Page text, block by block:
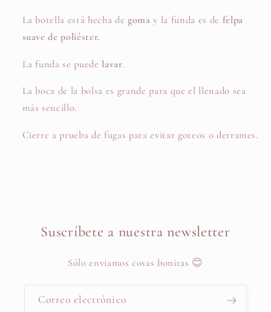
La botella está hecha de goma y la funda es de felpa
suave de poliéster.
La funda se puede lavar.
La boca de la bolsa es grande para que el llenado sea
más sencillo.
Cierre a prueba de fugas para evitar goteos o derrames.
Suscríbete a nuestra newsletter
Sólo enviamos cosas bonitas 😊
Correo electrónico